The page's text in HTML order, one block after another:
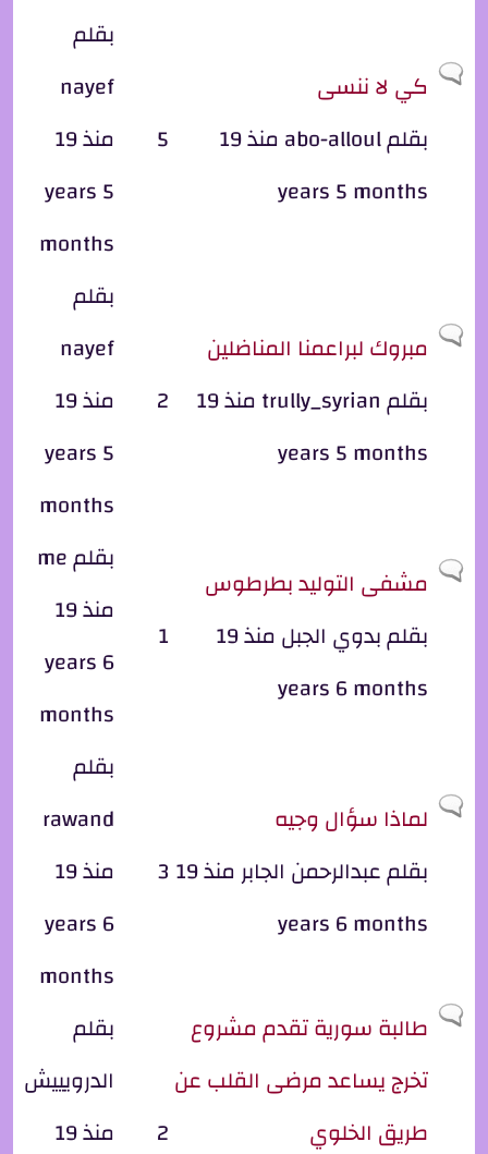
موضوع عادي
كي لا ننسى
بقلمabo-alloul
منذ 19
years 5 months
5
بقلم
nayef
منذ 19
years 5
months
موضوع عادي
مبروك لبراعمنا المناضلين
بقلمtrully_syrian
منذ 19
years 5 months
2
بقلم
nayef
منذ 19
years 5
months
موضوع عادي
مشفى التوليد بطرطوس
بقلمبدوي الجبل
منذ 19
years 6 months
1
بقلمme
منذ 19
years 6
months
موضوع عادي
لماذا سؤال وجيه
بقلمعبدالرحمن الجابر
منذ 19
years 6 months
3
بقلم
rawand
منذ 19
years 6
months
موضوع عادي
طالبة سورية تقدم مشروع
تخرج يساعد مرضى القلب عن
طريق الخلوي
2
بقلم
الدرويييش
منذ 19